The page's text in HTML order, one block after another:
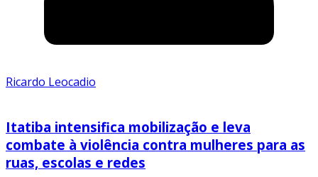
Ricardo Leocadio
Itatiba intensifica mobilização e leva
combate à violência contra mulheres para as
ruas, escolas e redes